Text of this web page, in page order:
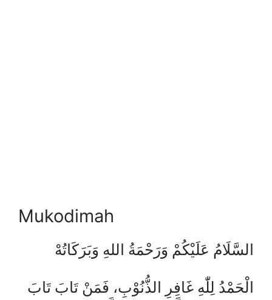
Mukodimah
السَّلَامُ عَلَيْكُمْ وَرَحْمَةُ اللهِ وَبَرَكَاتُهْ
الْحَمْدُ لِلّٰهِ غَافِرِ الذُّنُوْبِ، فَمَنْ تَابَ تَابَ